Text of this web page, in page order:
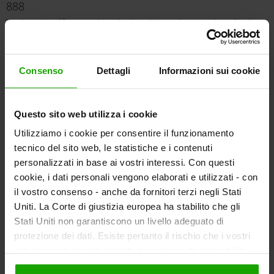
Consenso Dettagli Informazioni sui cookie
Questo sito web utilizza i cookie
Utilizziamo i cookie per consentire il funzionamento
tecnico del sito web, le statistiche e i contenuti
personalizzati in base ai vostri interessi. Con questi
cookie, i dati personali vengono elaborati e utilizzati - con
il vostro consenso - anche da fornitori terzi negli Stati
Uniti. La Corte di giustizia europea ha stabilito che gli
Stati Uniti non garantiscono un livello adeguato di
protezione dei dati. Esiste pertanto il rischio che i vostri
autorità statunitensi a fini di controllo e monitoraggio a
888
7 giorni golf, tornei inclusi, e 8 notti a partire da €
doppia standard, altre tipologie di camere con